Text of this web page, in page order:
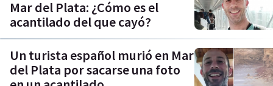
Mar del Plata: ¿Cómo es el
acantilado del que cayó?
Un turista español murió en Mar
del Plata por sacarse una foto